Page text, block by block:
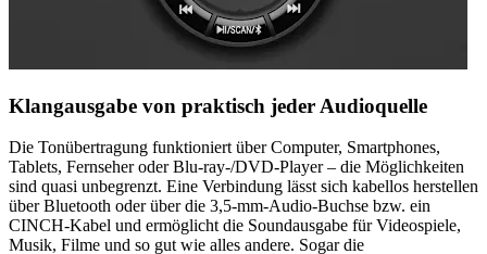
Klangausgabe von praktisch jeder Audioquelle
Die Tonübertragung funktioniert über Computer, Smartphones,
Tablets, Fernseher oder Blu-ray-/DVD-Player – die Möglichkeiten
sind quasi unbegrenzt. Eine Verbindung lässt sich kabellos herstellen
über Bluetooth oder über die 3,5-mm-Audio-Buchse bzw. ein
CINCH-Kabel und ermöglicht die Soundausgabe für Videospiele,
Musik, Filme und so gut wie alles andere. Sogar die